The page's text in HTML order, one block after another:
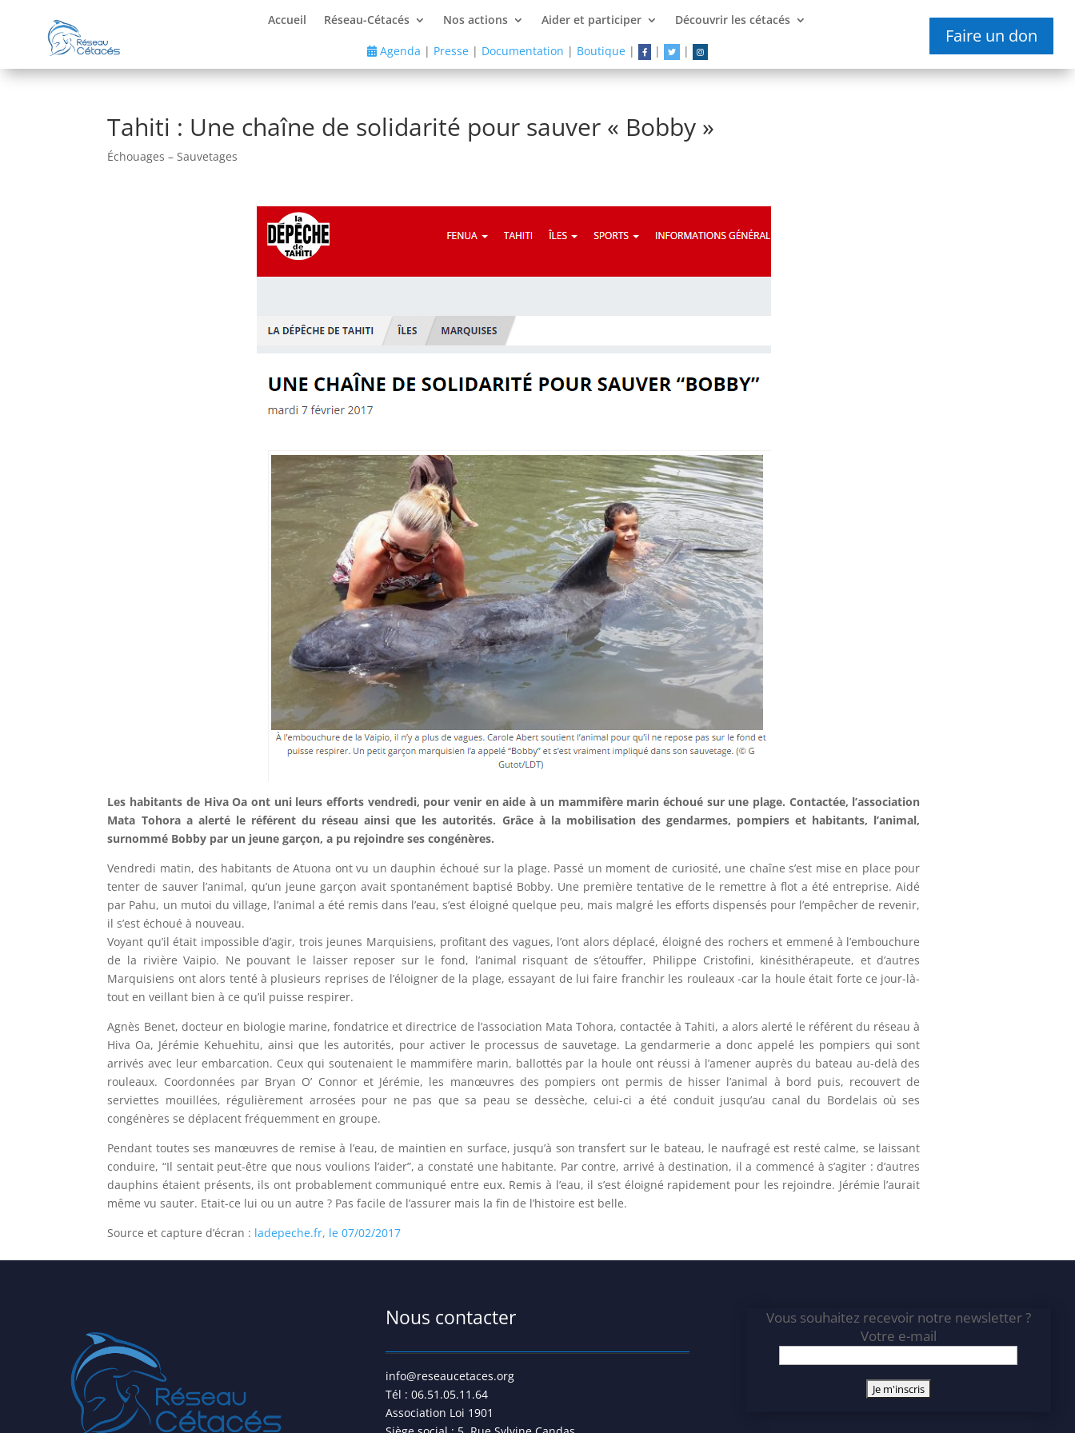
Accueil Réseau-Cétacés Nos actions Aider et participer Découvrir les cétacés
Agenda | Presse| Documentation | Boutique| | |
Faire un don
Tahiti : Une chaîne de solidarité pour sauver « Bobby »
Échouages – Sauvetages
Les habitants de Hiva Oa ont uni leurs efforts vendredi, pour venir en aide à un mammifère marin échoué sur une plage. Contactée, l’association
Mata Tohora a alerté le référent du réseau ainsi que les autorités. Grâce à la mobilisation des gendarmes, pompiers et habitants, l’animal,
surnommé Bobby par un jeune garçon, a pu rejoindre ses congénères.
Vendredi matin, des habitants de Atuona ont vu un dauphin échoué sur la plage. Passé un moment de curiosité, une chaîne s’est mise en place pour
tenter de sauver l’animal, qu’un jeune garçon avait spontanément baptisé Bobby. Une première tentative de le remettre à flot a été entreprise. Aidé
par Pahu, un mutoi du village, l’animal a été remis dans l’eau, s’est éloigné quelque peu, mais malgré les efforts dispensés pour l’empêcher de revenir,
il s’est échoué à nouveau.
Voyant qu’il était impossible d’agir, trois jeunes Marquisiens, profitant des vagues, l’ont alors déplacé, éloigné des rochers et emmené à l’embouchure
de la rivière Vaipio. Ne pouvant le laisser reposer sur le fond, l’animal risquant de s’étouffer, Philippe Cristofini, kinésithérapeute, et d’autres
Marquisiens ont alors tenté à plusieurs reprises de l’éloigner de la plage, essayant de lui faire franchir les rouleaux -car la houle était forte ce jour-là-
tout en veillant bien à ce qu’il puisse respirer.
Agnès Benet, docteur en biologie marine, fondatrice et directrice de l’association Mata Tohora, contactée à Tahiti, a alors alerté le référent du réseau à
Hiva Oa, Jérémie Kehuehitu, ainsi que les autorités, pour activer le processus de sauvetage. La gendarmerie a donc appelé les pompiers qui sont
arrivés avec leur embarcation. Ceux qui soutenaient le mammifère marin, ballottés par la houle ont réussi à l’amener auprès du bateau au-delà des
rouleaux. Coordonnées par Bryan O’ Connor et Jérémie, les manœuvres des pompiers ont permis de hisser l’animal à bord puis, recouvert de
serviettes mouillées, régulièrement arrosées pour ne pas que sa peau se dessèche, celui-ci a été conduit jusqu’au canal du Bordelais où ses
congénères se déplacent fréquemment en groupe.
Pendant toutes ses manœuvres de remise à l’eau, de maintien en surface, jusqu’à son transfert sur le bateau, le naufragé est resté calme, se laissant
conduire, “Il sentait peut-être que nous voulions l’aider”, a constaté une habitante. Par contre, arrivé à destination, il a commencé à s’agiter : d’autres
dauphins étaient présents, ils ont probablement communiqué entre eux. Remis à l’eau, il s’est éloigné rapidement pour les rejoindre. Jérémie l’aurait
même vu sauter. Etait-ce lui ou un autre ? Pas facile de l’assurer mais la fin de l’histoire est belle.
Source et capture d’écran : ladepeche.fr, le 07/02/2017
Nous contacter
info@reseaucetaces.org
Tél : 06.51.05.11.64
Association Loi 1901
Vous souhaitez recevoir notre newsletter ?
Votre e-mail